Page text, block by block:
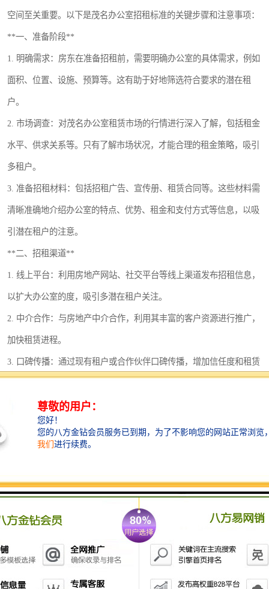
空间至关重要。以下是茂名办公室招租标准的关键步骤和注意事项：
**一、准备阶段**
1. 明确需求：房东在准备招租前，需要明确办公室的具体需求，例如
面积、位置、设施、预算等。这有助于好地筛选符合要求的潜在租
户。
2. 市场调查：对茂名办公室租赁市场的行情进行深入了解，包括租金
水平、供求关系等。只有了解市场状况，才能合理的租金策略，吸引
多租户。
3. 准备招租材料：包括招租广告、宣传册、租赁合同等。这些材料需
清晰准确地介绍办公室的特点、优势、租金和支付方式等信息，以吸
引潜在租户的注意。
**二、招租渠道**
1. 线上平台：利用房地产网站、社交平台等线上渠道发布招租信息，
以扩大办公室的度，吸引多潜在租户关注。
2. 中介合作：与房地产中介合作，利用其丰富的客户资源进行推广，
加快租赁进程。
3. 口碑传播：通过现有租户或合作伙伴口碑传播，增加信任度和租赁
**三、接待与洽谈**
1. 接待租户：安排人员接待来访的潜在租户，详细介绍办公室的情
况，解答疑问，展示办公空间的优势。
洽谈，达成一致后签订租赁合同，确保双方权益。
**四、后续服务**
1. 物业管理：提供的物业管理服务，确保租户在使用过程中享受到、
舒适的办公环境，增加租户满意度和续租率。
2. 定期沟通：与租户保持定期沟通，了解其需求变化，及时解决可能
宝安区 西乡
福田华强北 南山科技园
南山后海
中心区
南山区 西丽
南头
深圳超级总部基地
蛇口 南油
华侨城 南山蛇口
龙岗区
宝安西乡 宝安新安
光明区
龙华观澜 南山桃园